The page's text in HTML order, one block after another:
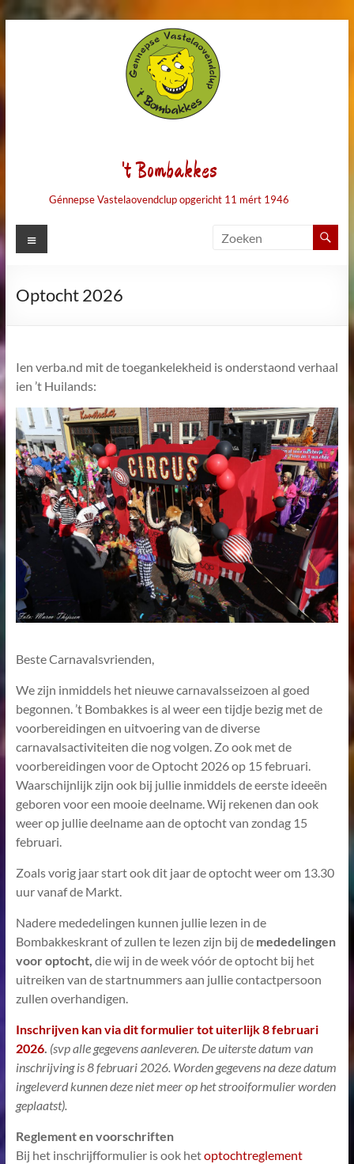
naar
't Bombakkes
Génnepse Vastelaovendclup opgericht 11 mért 1946
Menu
Optocht 2026
Ien verba.nd mit de toegankelekheid is onderstaond verhaal
ien ’t Huilands:
Beste Carnavalsvrienden,
We zijn inmiddels het nieuwe carnavalsseizoen al goed
begonnen. ’t Bombakkes is al weer een tijdje bezig met de
voorbereidingen en uitvoering van de diverse
carnavalsactiviteiten die nog volgen. Zo ook met de
voorbereidingen voor de Optocht 2026 op 15 februari.
Waarschijnlijk zijn ook bij jullie inmiddels de eerste ideeën
geboren voor een mooie deelname. Wij rekenen dan ook
weer op jullie deelname aan de optocht van zondag 15
februari.
Zoals vorig jaar start ook dit jaar de optocht weer om 13.30
uur vanaf de Markt.
Nadere mededelingen kunnen jullie lezen in de
Bombakkeskrant of zullen te lezen zijn bij de mededelingen
voor optocht, die wij in de week vóór de optocht bij het
uitreiken van de startnummers aan jullie contactpersoon
zullen overhandigen.
Inschrijven kan via dit formulier tot uiterlijk 8 februari
2026. (svp alle gegevens aanleveren. De uiterste datum van
inschrijving is 8 februari 2026. Worden gegevens na deze datum
ingeleverd kunnen deze niet meer op het strooiformulier worden
geplaatst).
Reglement en voorschriften
Bij het inschrijfformulier is ook hetoptochtreglement